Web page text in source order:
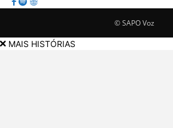
© SAPO Voz
MAIS HISTÓRIAS